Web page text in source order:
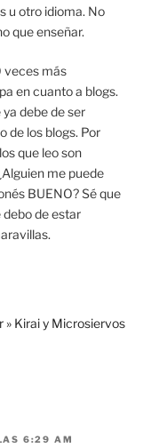
u otro idioma. No
que enseñar.
veces más
en cuanto a blogs.
debe de ser
de los blogs. Por
que leo son
me puede
BUENO? Sé que
de estar
» Kirai y Microsiervos
6:29 AM